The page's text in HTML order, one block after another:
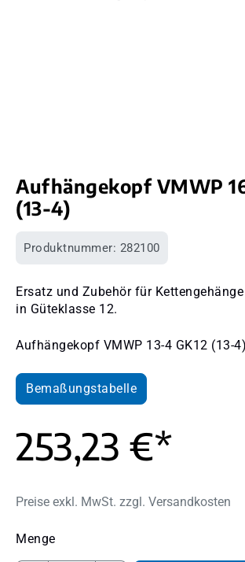
Aufhängekopf VMWP
(13-4)
Produktnummer: 282100
Ersatz und Zubehör für
in Güteklasse 12.
Aufhängekopf VMWP 13-4 GK12 (13-4)
Bemaßungstabelle
253,23 €*
Preise exkl. MwSt. zzgl. Versandkosten